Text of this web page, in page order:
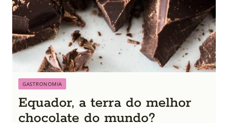
GASTRONOMIA
Equador, a terra do melhor
chocolate do mundo?